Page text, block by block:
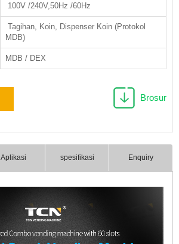
100V /240V, 50Hz /60Hz
Tagihan, Koin, Dispenser Koin (Protokol
MDB)
MDB / DEX
Brosur
Aplikasi spesifikasi Enquiry